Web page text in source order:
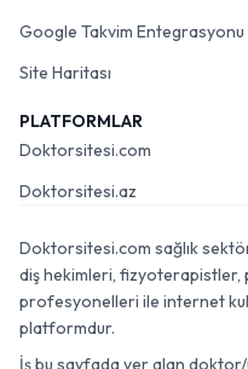
Google Takvim Entegrasyonu
Site Haritası
PLATFORMLAR
Doktorsitesi.com
Doktorsitesi.az
Doktorsitesi.com sağlık
diş hekimleri, fizyoterapistler,
profesyonelleri ile internet
platformdur.
İş bu sayfada yer alan doktor/